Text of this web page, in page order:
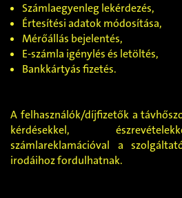
Számlaegyenleg lekérdezés,
Értesítési adatok módosítása,
Mérőállás bejelentés,
E-számla igénylés és letöltés,
Bankkártyás fizetés.
A felhasználók/díjfizetők a
kérdésekkel,
számlareklamációval a
irodáihoz fordulhatnak.